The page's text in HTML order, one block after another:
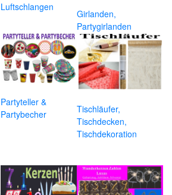
Luftschlangen
Girlanden,
Partygirlanden
Partyteller &
Partybecher
Tischläufer,
Tischdecken,
Tischdekoration